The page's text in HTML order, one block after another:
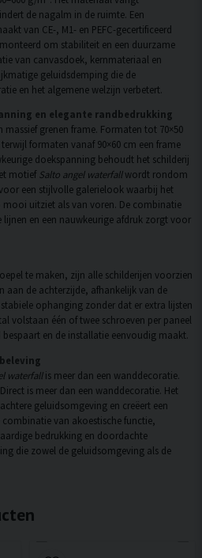
de nagalm in de ruimte. Een
van CE-, M1- en PEFC-gecertificeerd
om stabiliteit en een duurzame
van canvasdoek, kernmateriaal en
geluidsdemping die de
en het algemene welzijn verbetert.
en elegante randbedrukking
grenen frame. Formaten tot 70×50
formaten vanaf 90×60 cm een frame
doekspanning behoudt het schilderij
motief Salto angel waterfallwordt rondom
een stijlvolle galerielook waarbij het
mooi uitziet als van voren. De combinatie
en een nauwkeurige afdruk zorgt voor
te maken, zijn alle schilderijen voorzien
aan de achterzijde, afhankelijk van de
ophanging zonder dat er extra lijsten
volstaan één of twee schroeven per paneel
en de installatie eenvoudig maakt.
waterfallis meer dan een wanddecoratie.
is meer dan een wanddecoratie. Het
geluidsomgeving en creëert een
van akoestische functie,
bedrukking en doordachte
die zowel de geluidsomgeving als de